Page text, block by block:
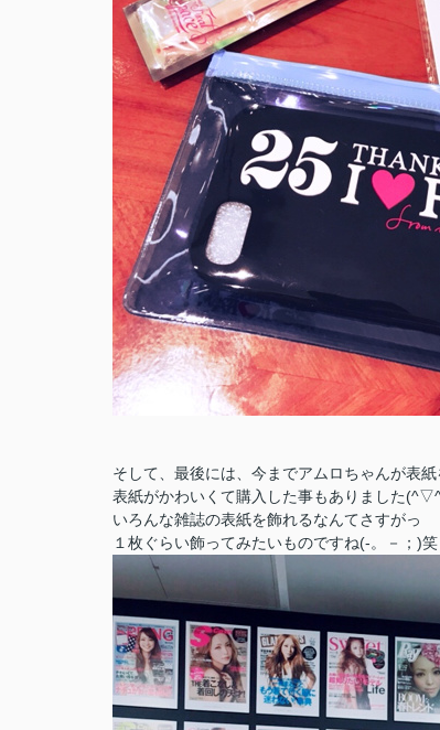
グッズＧＥＴ
そして、最後には、今までアムロちゃんが表
表紙がかわいくて購入した事もありました
いろんな雑誌の表紙を飾れるなんてさすがっ
１枚ぐらい飾ってみたいものですね(-。－；)笑